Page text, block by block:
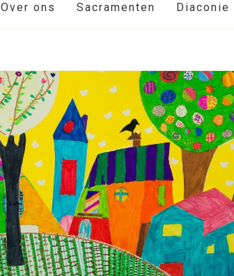
Over ons Sacramenten Diaconie